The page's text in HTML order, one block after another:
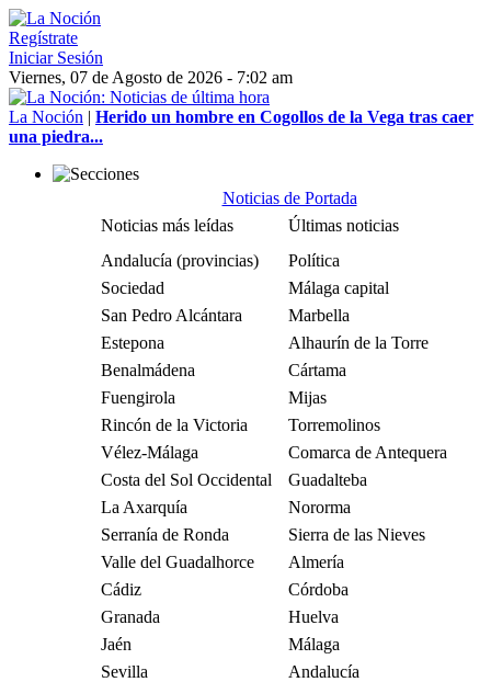
Regístrate
Iniciar Sesión
Viernes, 07 de Agosto de 2026 - 7:02 am
La Noción | Herido un hombre en Cogollos de la Vega tras caer
una piedra...
Noticias de Portada
Noticias más leídas
Últimas noticias
Andalucía (provincias)
Política
Sociedad
Málaga capital
San Pedro Alcántara
Marbella
Estepona
Alhaurín de la Torre
Benalmádena
Cártama
Fuengirola
Mijas
Rincón de la Victoria
Torremolinos
Vélez-Málaga
Comarca de Antequera
Costa del Sol Occidental
Guadalteba
La Axarquía
Nororma
Serranía de Ronda
Sierra de las Nieves
Valle del Guadalhorce
Almería
Cádiz
Córdoba
Granada
Huelva
Jaén
Málaga
Sevilla
Andalucía